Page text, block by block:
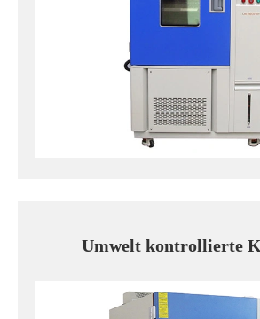
Umwelt kontrollierte